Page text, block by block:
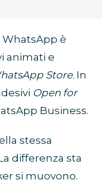
WhatsApp è
animati e
Store. In
Open for
Business.
stessa
differenza sta
si muovono.